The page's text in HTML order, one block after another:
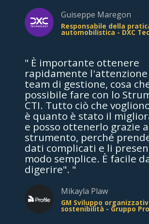
Guiseppe Maregon
Responsabile della
automobilistica - DXC
" È importante ottenere
rapidamente l'attenzione
team di gestione, cosa
possibile fare con lo
CTI. Tutto ciò che
è quanto è stato il
e posso ottenerlo grazie
strumento, perché
dati complicati e li
modo semplice. È facile
digerire". "
Mikayla Plaw
GM Sviluppo
sostenibilità - Gruppo